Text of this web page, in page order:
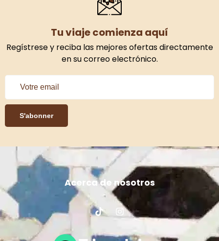
Tu viaje comienza aquí
Regístrese y reciba las mejores ofertas directamente
en su correo electrónico.
S'abonner
Acerca de nosotros